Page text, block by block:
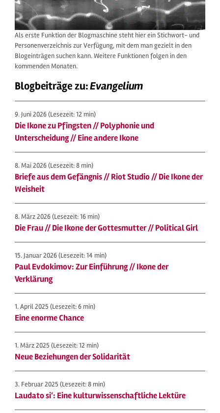
Als erste Funktion der Blogmaschine steht hier ein Stichwort- und
Personenverzeichnis zur Verfügung, mit dem man gezielt in den
Blogeinträgen suchen kann. Weitere Funktionen folgen in den
kommenden Monaten.
Blogbeiträge zu:Evangelium
9. Juni 2026(Lesezeit: 12 min)
Die Ikone zu Pfingsten // Polyphonie und
Unterscheidung // Eine andere Ikone
8. Mai 2026(Lesezeit: 8 min)
Briefe aus dem Gefängnis // Riot Studio // Die Ikone der
Weisheit
8. März 2026(Lesezeit: 16 min)
Die Frau // Die Ikone der Gottesmutter // Political Girl
15. Januar 2026(Lesezeit: 14 min)
Paul Evdokimov: Zur Einführung // Ikone der
Verklärung
1. April 2025 (Lesezeit: 6 min)
Eine enorme Chance
1. März 2025 (Lesezeit: 12 min)
Neue Beziehungen der Solidarität
3. Februar 2025 (Lesezeit: 8 min)
Laudato si‘: Eine kulturwissenschaftliche Lektüre